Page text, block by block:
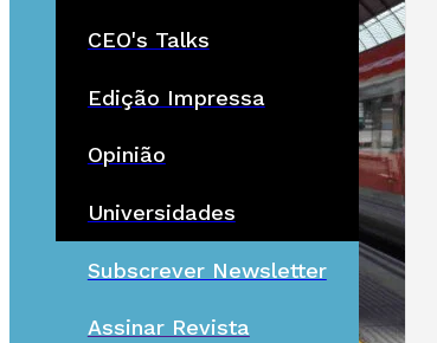
CEO's Talks
Edição Impressa
Opinião
Universidades
Subscrever Newsletter
Assinar Revista